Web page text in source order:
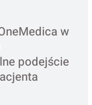
w
podejście